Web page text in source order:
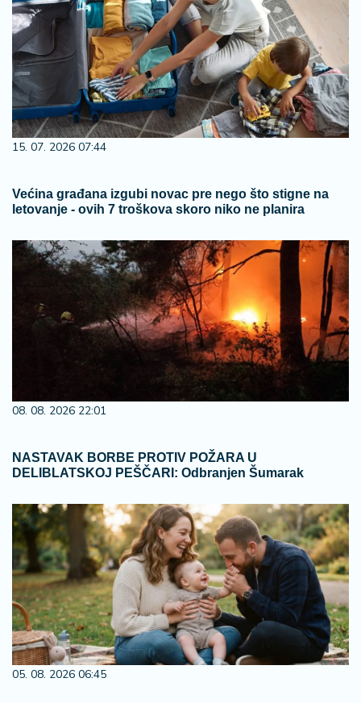
15. 07. 2026 07:44
Većina građana izgubi novac pre nego što stigne na
letovanje - ovih 7 troškova skoro niko ne planira
08. 08. 2026 22:01
NASTAVAK BORBE PROTIV POŽARA U
DELIBLATSKOJ PEŠČARI: Odbranjen Šumarak
05. 08. 2026 06:45